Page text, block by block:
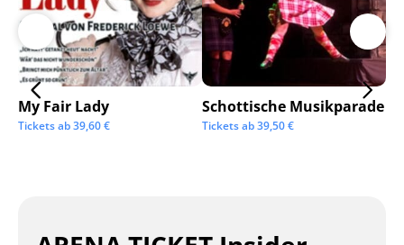
My Fair Lady
Tickets ab39,60€
Schottische Musikparade
Tickets ab39,50€